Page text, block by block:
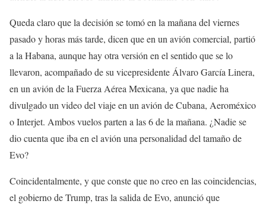
Queda claro que la decisión se tomó en la mañana del viernes
pasado y horas más tarde, dicen que en un avión comercial, partió
a la Habana, aunque hay otra versión en el sentido que se lo
llevaron, acompañado de su vicepresidente Álvaro García Linera,
en un avión de la Fuerza Aérea Mexicana, ya que nadie ha
divulgado un video del viaje en un avión de Cubana, Aeroméxico
o Interjet. Ambos vuelos parten a las 6 de la mañana. ¿Nadie se
dio cuenta que iba en el avión una personalidad del tamaño de
Evo?
Coincidentalmente, y que conste que no creo en las coincidencias,
el gobierno de Trump, tras la salida de Evo, anunció que